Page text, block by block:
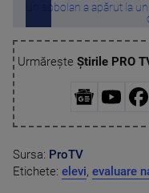
Un șobolan a apărut la
Urmărește Știrile PRO
Sursa: ProTV
Etichete: elevi, evaluare